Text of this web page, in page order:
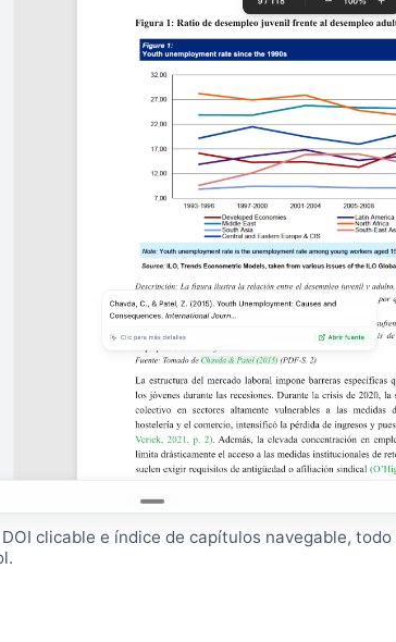
clicable e índice de capítulos navegable, todo